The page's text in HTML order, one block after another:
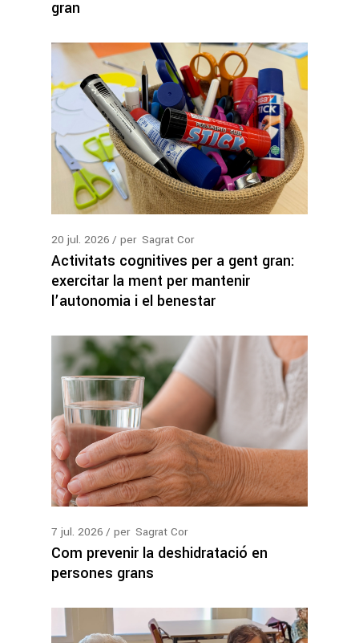
gran
20 jul. 2026 per Sagrat Cor
Activitats cognitives per a gent gran:
exercitar la ment per mantenir
l’autonomia i el benestar
7 jul. 2026 per Sagrat Cor
Com prevenir la deshidratació en
persones grans